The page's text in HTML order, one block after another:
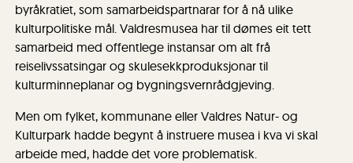
byråkratiet, som samarbeidspartnarar for å nå ulike
kulturpolitiske mål. Valdresmusea har til dømes eit tett
samarbeid med offentlege instansar om alt frå
reiselivssatsingar og skulesekkproduksjonar til
kulturminneplanar og bygningsvernrådgjeving.
Men om fylket, kommunane eller Valdres Natur- og
Kulturpark hadde begynt å instruere musea i kva vi skal
arbeide med, hadde det vore problematisk.